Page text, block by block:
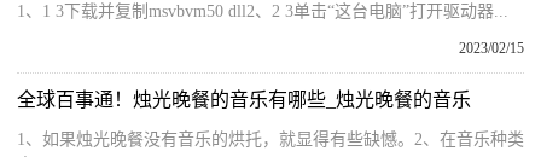
1、1 3下载并复制msvbvm50 dll2、2 3单击“这台电脑”打开驱动器...
2023/02/15
全球百事通！烛光晚餐的音乐有哪些_烛光晚餐的音乐
1、如果烛光晚餐没有音乐的烘托，就显得有些缺憾。2、在音乐种类